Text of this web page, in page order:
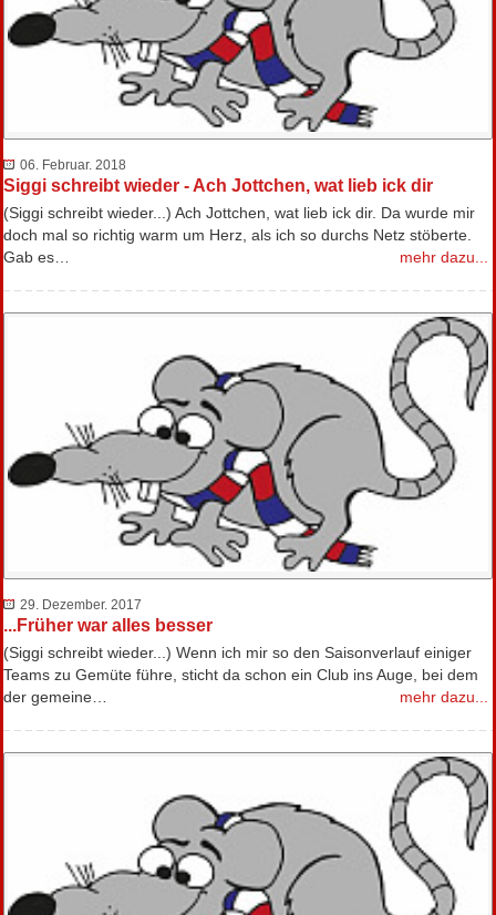
06. Februar. 2018
Siggi schreibt wieder - Ach Jottchen, wat lieb ick dir
(Siggi schreibt wieder...) Ach Jottchen, wat lieb ick dir. Da wurde mir
doch mal so richtig warm um Herz, als ich so durchs Netz stöberte.
Gab es…
mehr dazu...
29. Dezember. 2017
...Früher war alles besser
(Siggi schreibt wieder...) Wenn ich mir so den Saisonverlauf einiger
Teams zu Gemüte führe, sticht da schon ein Club ins Auge, bei dem
der gemeine…
mehr dazu...